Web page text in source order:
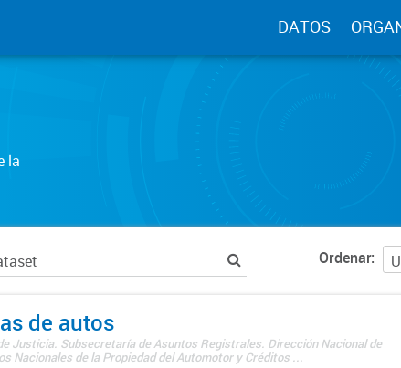
DATOS
la
Ordenar
de autos
Justicia. Subsecretaría de Asuntos Registrales. Dirección Nacional de
Nacionales de la Propiedad del Automotor y Créditos ...